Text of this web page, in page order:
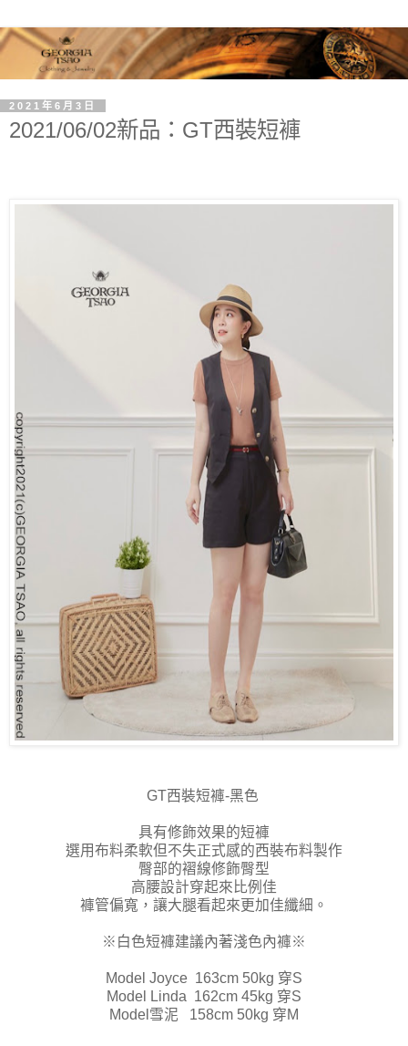
2021年6月3日
2021/06/02新品：GT西裝短褲
GT西裝短褲-黑色
具有修飾效果的短褲
選用布料柔軟但不失正式感的西裝布料製作
臀部的褶線修飾臀型
高腰設計穿起來比例佳
褲管偏寬，讓大腿看起來更加佳纖細。
※白色短褲建議內著淺色內褲※
Model Joyce 163cm 50kg 穿S
Model Linda 162cm 45kg 穿S
Model雪泥 158cm 50kg 穿M